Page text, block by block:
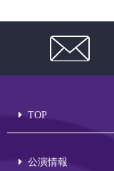
TOP
公演情報